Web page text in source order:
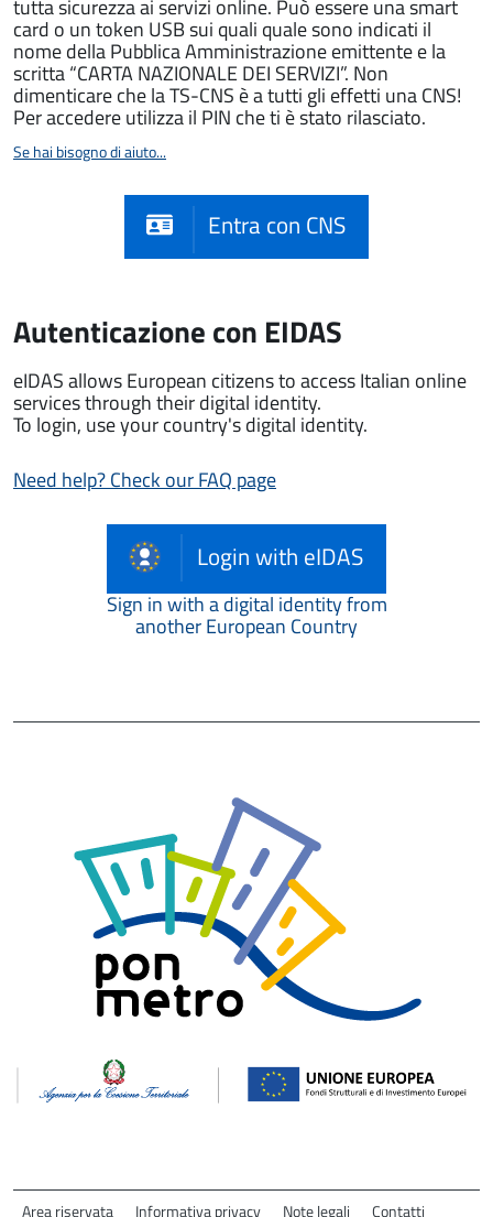
tutta sicurezza ai servizi online. Può essere una smart
card o un token USB sui quali quale sono indicati il
nome della Pubblica Amministrazione emittente e la
scritta “CARTA NAZIONALE DEI SERVIZI”. Non
dimenticare che la TS-CNS è a tutti gli effetti una CNS!
Per accedere utilizza il PIN che ti è stato rilasciato.
Se hai bisogno di aiuto...
Entra con CNS
Autenticazione con EIDAS
eIDAS allows European citizens to access Italian online
services through their digital identity.
To login, use your country's digital identity.
Need help? Check our FAQ page
Login with eIDAS
Sign in with a digital identity from
another European Country
Area riservata Informativa privacy Note legali Contatti